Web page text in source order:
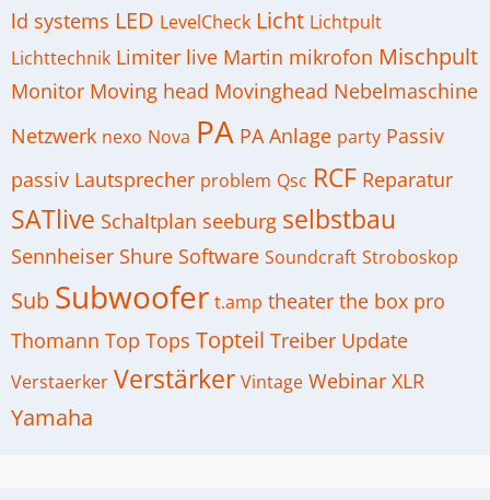
ld systems LED LevelCheck Licht Lichtpult
Lichttechnik Limiter live Martin mikrofon Mischpult
Monitor Moving head Movinghead Nebelmaschine
Netzwerk nexo Nova PA PA Anlage party Passiv
passiv Lautsprecher problem Qsc RCF Reparatur
SATlive Schaltplan seeburg selbstbau
Sennheiser Shure Software Soundcraft Stroboskop
Sub Subwoofer t.amp theater the box pro
Thomann Top Tops Topteil Treiber Update
Verstaerker Verstärker Vintage Webinar XLR
Yamaha